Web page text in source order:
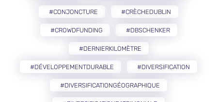
#CONJONCTURE #CRÈCHEDUBLIN
#CROWDFUNDING #DBSCHENKER
#DERNIERKILOMÈTRE
#DÉVELOPPEMENTDURABLE #DIVERSIFICATION
#DIVERSIFICATIONGÉOGRAPHIQUE